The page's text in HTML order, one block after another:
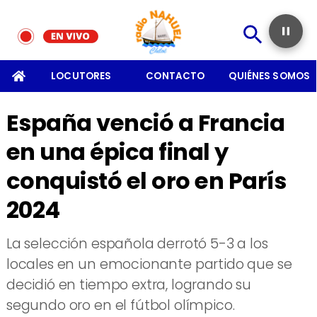
LOCUTORES CONTACTO QUIÉNES SOMOS
España venció a Francia
en una épica final y
conquistó el oro en París
2024
La selección española derrotó 5-3 a los
locales en un emocionante partido que se
decidió en tiempo extra, logrando su
segundo oro en el fútbol olímpico.